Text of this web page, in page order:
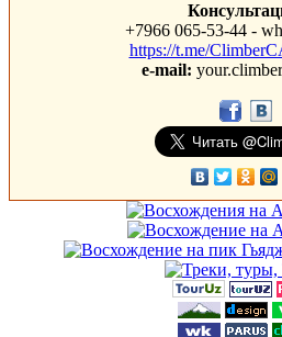
+7966 065-53-44 -
https://t.me/
e-mail: